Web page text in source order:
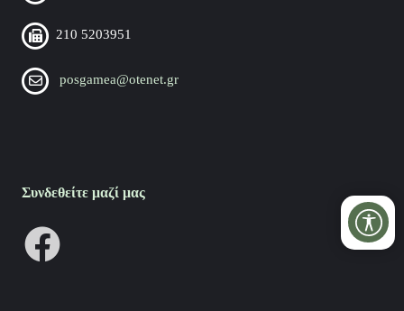
210 5203951
posgamea@otenet.gr
Συνδεθείτε μαζί μας